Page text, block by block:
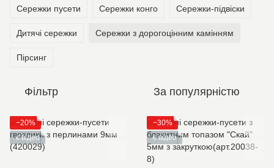
Сережки пусети Сережки конго Сережки-підвіски
Дитячі сережки Сережки з дорогоцінним камінням
Пірсинг
Фільтр За популярністю
−20%
є відео
−30%
є відео